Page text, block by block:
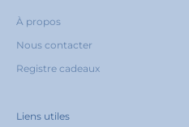
À propos
Nous contacter
Registre cadeaux
Liens utiles